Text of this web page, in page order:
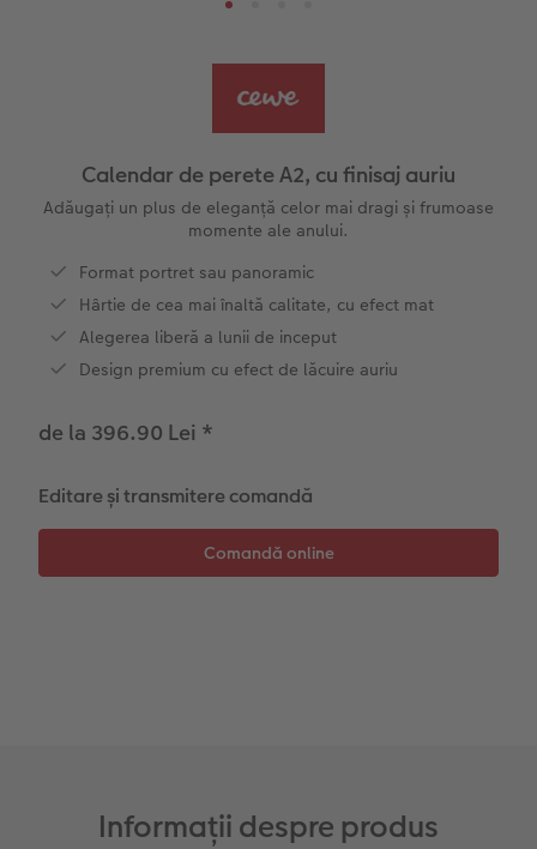
Exemplele clienților
CEWE FOTOCARTE Kids
CEWE FOTOCARTE Art Collection
Accesorii
Nature Prints
Poster Premium
Art Prints
Fotografii standard
Cutii cu fotografii
Set fotografii
Fotosticker
Instant Foto
Fotografie Aludibond
Fotografie pe Forex
Panou de întâmpinare nuntă
Baghete pentru poster
Hexxas
Fotografie pe lemn
Decorațiuni de perete din mai multe părți
Colaje foto
Rechizite școlare și de birou
Cutii de cadou
Textile
Art Prints
Calendare foto
CEWE FOTOCARTE Kids
Povești CEWE
Idei de cadouri pentru cei dragi
Interviuri
Călătorie
Nuntă
Absolvire
Calendar de perete A2, cu finisaj auriu
Adăugați un plus de eleganță celor mai dragi și frumoase
momente ale anului.
Format portret sau panoramic
Hârtie de cea mai înaltă calitate, cu efect mat
Alegerea liberă a lunii de inceput
Design premium cu efect de lăcuire auriu
de la 396.90 Lei *
Editare și transmitere comandă
Informații despre produs